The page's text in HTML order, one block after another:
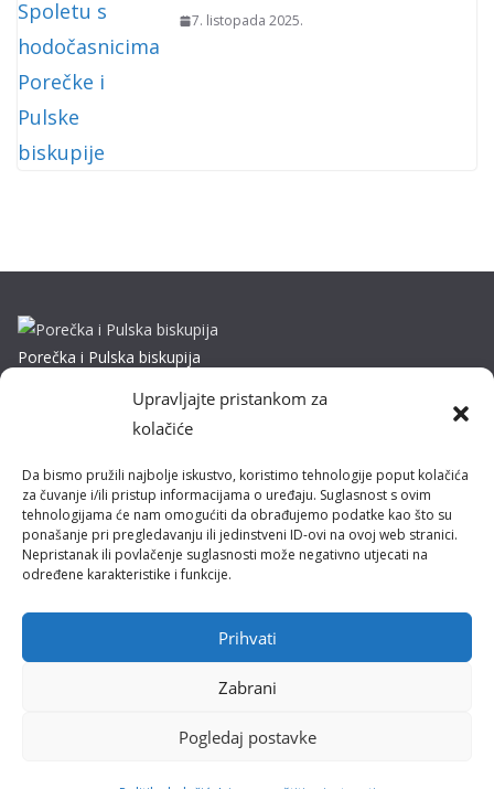
Upravljajte pristankom za
kolačiće
Da bismo pružili najbolje iskustvo, koristimo tehnologije poput kolačića
za čuvanje i/ili pristup informacijama o uređaju. Suglasnost s ovim
tehnologijama će nam omogućiti da obrađujemo podatke kao što su
ponašanje pri pregledavanju ili jedinstveni ID-ovi na ovoj web stranici.
Nepristanak ili povlačenje suglasnosti može negativno utjecati na
određene karakteristike i funkcije.
Prihvati
Zabrani
Pogledaj postavke
7. listopada 2025.
Porečka i Pulska biskupija
Tel: 052/432-064
E-mail: biskupija@ppb.hr
Kultura i tradicija
Misije
Pastoral obitelji